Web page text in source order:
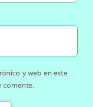
y web en este
comente.